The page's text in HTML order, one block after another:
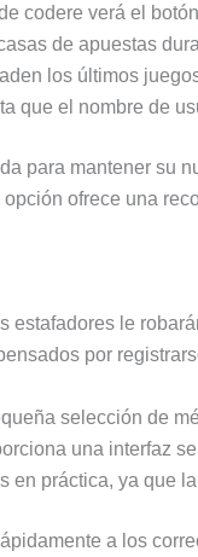
codere verá el
de apuestas
los últimos
que el nombre de
para mantener su
ofrece una
estafadores le
por
selección de
una interfaz
en práctica, ya que
a los